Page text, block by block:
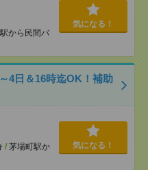
から民間バ
気になる！
4日＆16時迄OK！補助
/ 茅場町駅か
気になる！